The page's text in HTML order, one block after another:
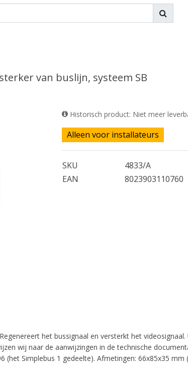
van buslijn, systeem SB
Historisch product: Niet meer
Alleen voor installateurs
SKU
4833/A
EAN
8023903110760
het bussignaal en versterkt het
wij naar de aanwijzingen in de technische
Simplebus 1 gedeelte). Afmetingen: 66x85x35 mm